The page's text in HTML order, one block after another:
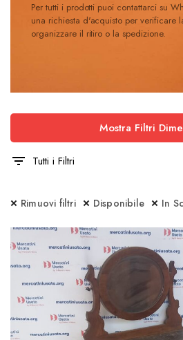
Per tutti i prodotti puoi contattarci su
una richiesta d'acquisto per verificare
organizzare il ritiro o la spedizione.
Mostra Filtri
Tutti i Filtri
Rimuovi filtri Disponibile In